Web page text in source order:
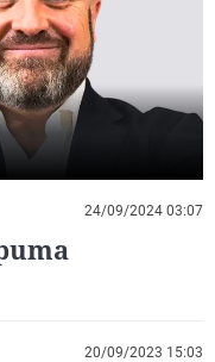
La rosa de los vientos
Gente viajera
Como el perro y el
Caso
Retornados
Equipo de
Operación Viuda
Extremadura
Galicia
La Rioja
Navarra
País Vasco
Virales
Televisión
Elecciones
24/09/2024 03:07
20/09/2023 15:03